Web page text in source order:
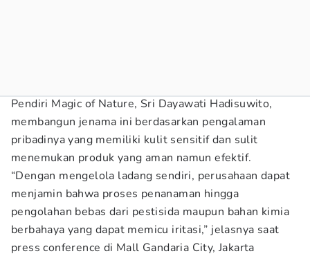
Pendiri Magic of Nature, Sri Dayawati Hadisuwito,
membangun jenama ini berdasarkan pengalaman
pribadinya yang memiliki kulit sensitif dan sulit
menemukan produk yang aman namun efektif.
“Dengan mengelola ladang sendiri, perusahaan dapat
menjamin bahwa proses penanaman hingga
pengolahan bebas dari pestisida maupun bahan kimia
berbahaya yang dapat memicu iritasi,” jelasnya saat
press conference di Mall Gandaria City, Jakarta